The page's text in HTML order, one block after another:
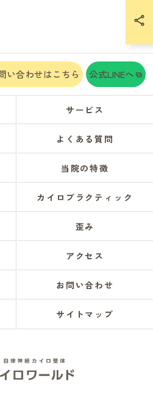
い合わせはこちら 公式LINEへ
サービス
よくある質問
当院の特徴
カイロプラクティック
歪み
アクセス
お問い合わせ
サイトマップ